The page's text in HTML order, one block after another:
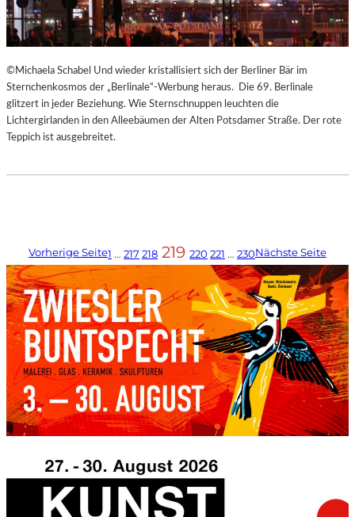
©Michaela Schabel Und wieder kristallisiert sich der Berliner Bär im
Sternchenkosmos der „Berlinale“-Werbung heraus. Die 69. Berlinale
glitzert in jeder Beziehung. Wie Sternschnuppen leuchten die
Lichtergirlanden in den Alleebäumen der Alten Potsdamer Straße. Der rote
Teppich ist ausgebreitet.
Vorherige Seite1 … 217218 219 220 221 … 230Nächste Seite